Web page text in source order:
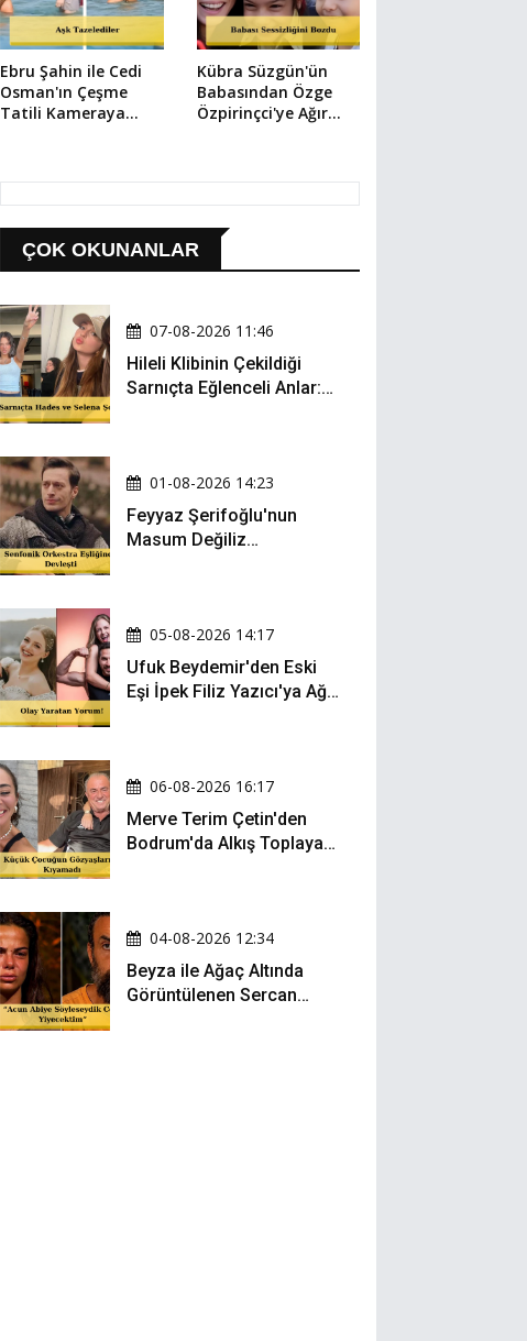
Ebru Şahin ile Cedi
Osman'ın Çeşme
Tatili Kameraya
Kübra Süzgün'ün
Babasından Özge
Özpirinçci'ye Ağır
ÇOK OKUNANLAR
07-08-2026 11:46
Hileli Klibinin Çekildiği
Sarnıçta Eğlenceli Anlar:
01-08-2026 14:23
Feyyaz Şerifoğlu'nun
Masum Değiliz
05-08-2026 14:17
Ufuk Beydemir'den Eski
Eşi İpek Filiz Yazıcı'ya Ağır
06-08-2026 16:17
Merve Terim Çetin'den
Bodrum'da Alkış Toplayan
04-08-2026 12:34
Beyza ile Ağaç Altında
Görüntülenen Sercan